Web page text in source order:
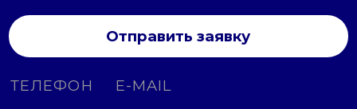
Отправить заявку
ТЕЛЕФОН E-MAIL